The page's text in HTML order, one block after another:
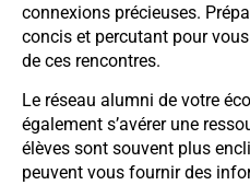
connexions précieuses.
concis et percutant pour
de ces rencontres.
Le réseau alumni de votre
également s’avérer une
élèves sont souvent plus
peuvent vous fournir des